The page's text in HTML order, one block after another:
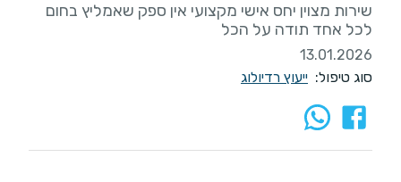
שירות מצוין יחס אישי מקצועי אין ספק שאמליץ בחום
לכל אחד תודה על הכל
13.01.2026
סוג טיפול: ייעוץ רדיולוג